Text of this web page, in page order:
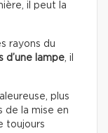
il peut la
rayons du
d’une lampe, il
plus
de la mise en
toujours